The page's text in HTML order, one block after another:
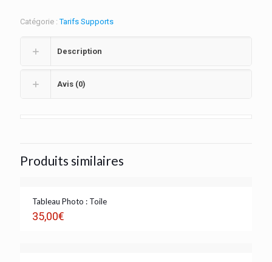
Catégorie :Tarifs Supports
Description
Avis (0)
Produits similaires
Tableau Photo : Toile
35,00€